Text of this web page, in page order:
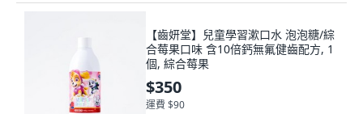
【齒妍堂】兒童學習漱口水 泡泡糖/綜
合莓果口味 含10倍鈣無氟健齒配方, 1
個, 綜合莓果
$350
運費 $90